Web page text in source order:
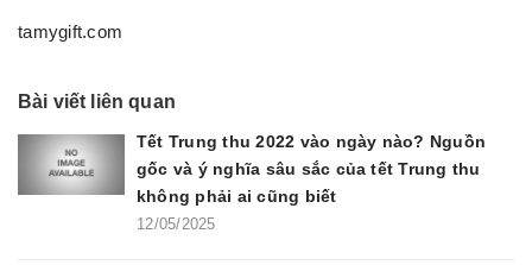
tamygift.com
Bài viết liên quan
Tết Trung thu 2022 vào ngày nào? Nguồn
gốc và ý nghĩa sâu sắc của tết Trung thu
không phải ai cũng biết
12/05/2025